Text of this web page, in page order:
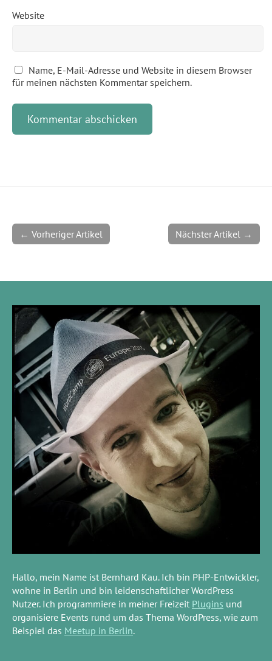
Website
Name, E-Mail-Adresse und Website in diesem Browser
für meinen nächsten Kommentar speichern.
Nächster Artikel →
← Vorheriger Artikel
Hallo, mein Name ist Bernhard Kau. Ich bin PHP-Entwickler,
wohne in Berlin und bin leidenschaftlicher WordPress
Nutzer. Ich programmiere in meiner Freizeit Plugins und
organisiere Events rund um das Thema WordPress, wie zum
Beispiel das Meetup in Berlin.